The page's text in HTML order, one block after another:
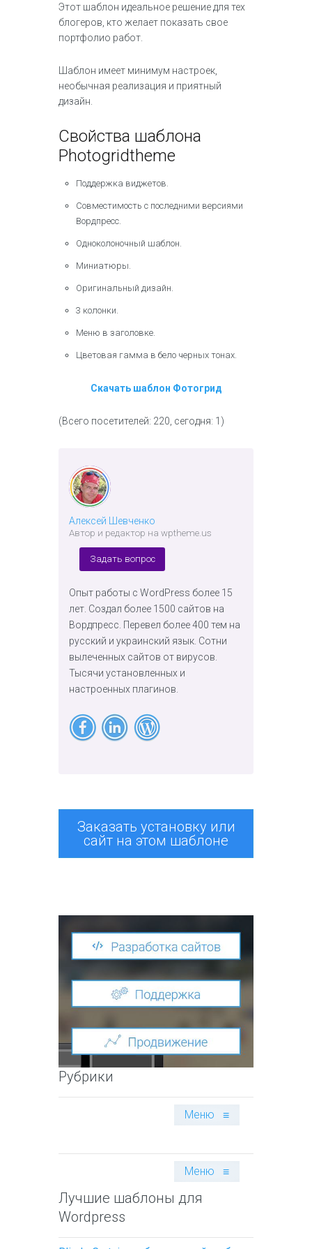
Этот шаблон идеальное решение для тех
блогеров, кто желает показать свое
портфолио работ.
Шаблон имеет минимум настроек,
необычная реализация и приятный
дизайн.
Свойства шаблона
Photogridtheme
Поддержка виджетов.
Совместимость с последними версиями
Вордпресс.
Одноколоночный шаблон.
Миниатюры.
Оригинальный дизайн.
3 колонки.
Меню в заголовке.
Цветовая гамма в бело черных тонах.
Скачать шаблон Фотогрид
(Всего посетителей: 220, сегодня: 1)
Алексей Шевченко
Автор и редактор на wptheme.us
Задать вопрос
Опыт работы с WordPress более 15
лет. Создал более 1500 сайтов на
Вордпресс. Перевел более 400 тем на
русский и украинский язык. Сотни
вылеченных сайтов от вирусов.
Тысячи установленных и
настроенных плагинов.
Заказать установку или
сайт на этом шаблоне
Рубрики
Меню ≡
Меню ≡
Лучшие шаблоны для
Wordpress